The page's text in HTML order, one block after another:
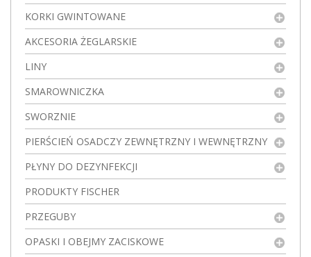
KORKI GWINTOWANE
AKCESORIA ŻEGLARSKIE
LINY
SMAROWNICZKA
SWORZNIE
PIERŚCIEŃ OSADCZY ZEWNĘTRZNY I WEWNĘTRZNY
PŁYNY DO DEZYNFEKCJI
PRODUKTY FISCHER
PRZEGUBY
OPASKI I OBEJMY ZACISKOWE